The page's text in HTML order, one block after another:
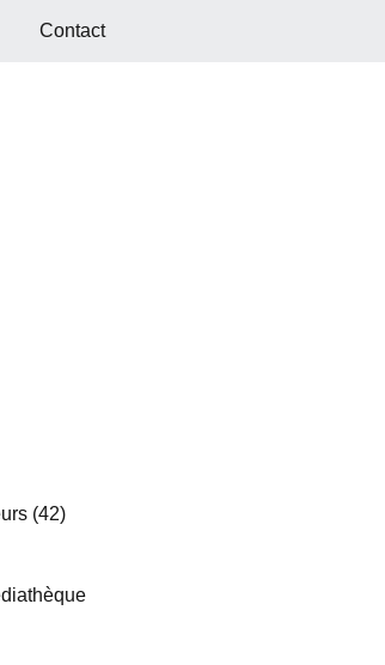
Contact
(42)